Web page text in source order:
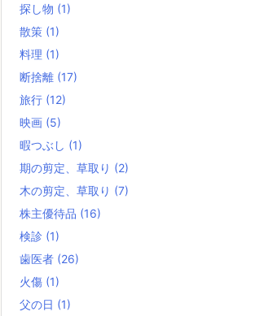
探し物 (1)
散策 (1)
料理 (1)
断捨離 (17)
旅行 (12)
映画 (5)
暇つぶし (1)
期の剪定、草取り (2)
木の剪定、草取り (7)
株主優待品 (16)
検診 (1)
歯医者 (26)
火傷 (1)
父の日 (1)